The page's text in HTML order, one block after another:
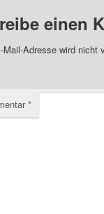
einen
Mail-Adresse wird nicht
*